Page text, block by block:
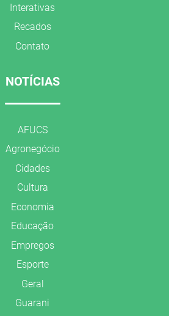
Interativas
Recados
Contato
NOTÍCIAS
AFUCS
Agronegócio
Cidades
Cultura
Economia
Educação
Empregos
Esporte
Geral
Guarani